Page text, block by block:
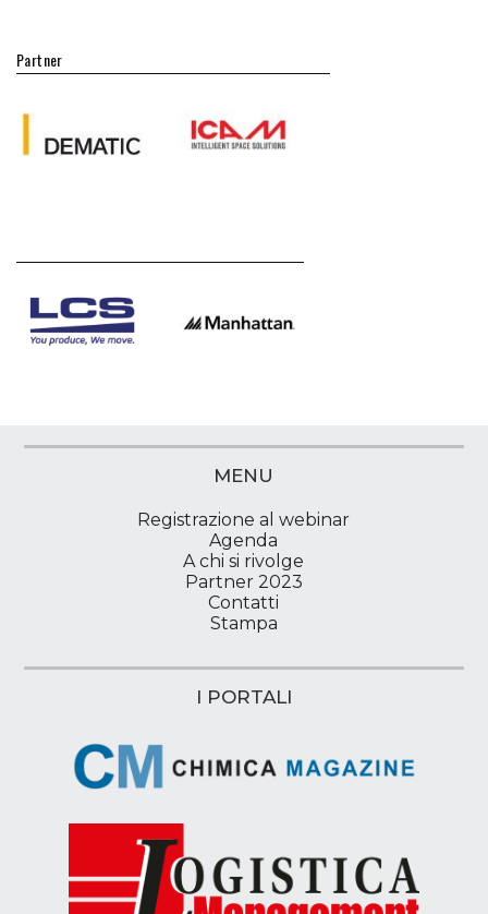
Partner
MENU
Registrazione al webinar
Agenda
A chi si rivolge
Partner 2023
Contatti
Stampa
I PORTALI